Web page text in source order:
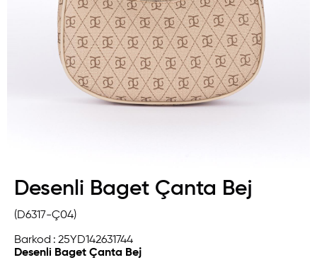
Desenli Baget Çanta Bej
(D6317-Ç04)
Barkod : 25YD142631744
Desenli Baget Çanta Bej